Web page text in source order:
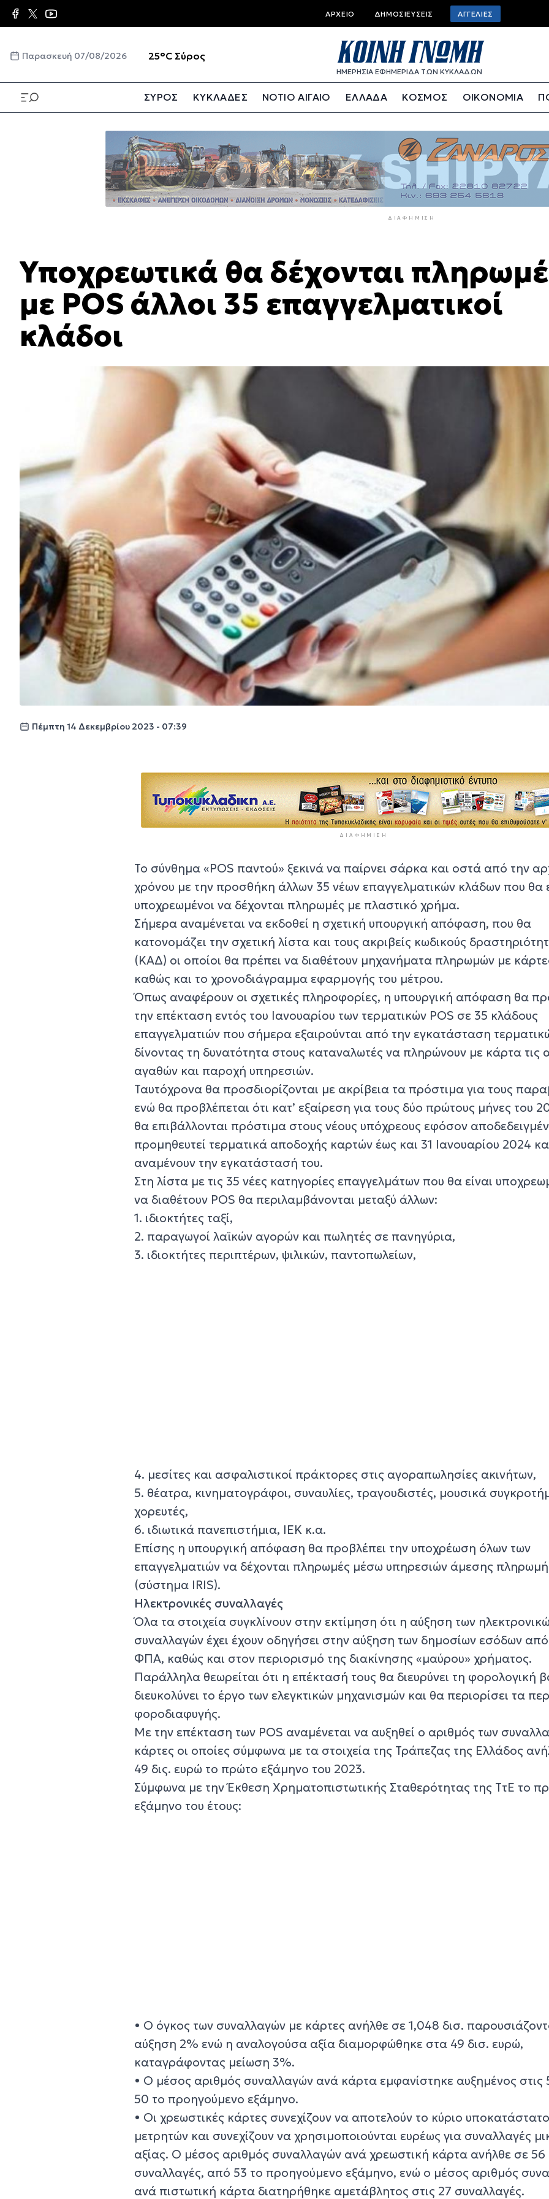
Παράκαμψη
προς
κυρίως
Top
bar
menu
ΑΡΧΕΊΟ ΔΗΜΟΣΙΕΎΣΕΙΣ ΑΓΓΕΛΊΕΣ
Παρασκευή 07/08/2026 25°C Σύρος
ΗΜΕΡΗΣΙΑ ΕΦΗΜΕΡΙΔΑ ΤΩΝ ΚΥΚΛΑΔΩΝ
ΣΥΡΟΣ ΚΥΚΛΑΔΕΣ ΝΟΤΙΟ ΑΙΓΑΙΟ ΕΛΛΑΔΑ ΚΟΣΜΟΣ ΟΙΚΟΝΟΜΙΑ
ΔΙΑΦΉΜΙΣΗ
Υποχρεωτικά θα δέχονται
με POS άλλοι 35 επαγγελματικοί
κλάδοι
Πέμπτη 14 Δεκεμβρίου 2023 - 07:39
ΔΙΑΦΉΜΙΣΗ
Το σύνθημα «POS παντού» ξεκινά να παίρνει σάρκα και οστά από την
χρόνου με την προσθήκη άλλων 35 νέων επαγγελματικών κλάδων που θα
υποχρεωμένοι να δέχονται πληρωμές με πλαστικό χρήμα.
Σήμερα αναμένεται να εκδοθεί η σχετική υπουργική απόφαση, που θα
κατονομάζει την σχετική λίστα και τους ακριβείς κωδικούς
(ΚΑΔ) οι οποίοι θα πρέπει να διαθέτουν μηχανήματα πληρωμών με
καθώς και το χρονοδιάγραμμα εφαρμογής του μέτρου.
Όπως αναφέρουν οι σχετικές πληροφορίες, η υπουργική απόφαση θα
την επέκταση εντός του Ιανουαρίου των τερματικών POS σε 35 κλάδους
επαγγελματιών που σήμερα εξαιρούνται από την εγκατάσταση
δίνοντας τη δυνατότητα στους καταναλωτές να πληρώνουν με κάρτα τις
αγαθών και παροχή υπηρεσιών.
Ταυτόχρονα θα προσδιορίζονται με ακρίβεια τα πρόστιμα για τους
ενώ θα προβλέπεται ότι κατ’ εξαίρεση για τους δύο πρώτους μήνες του
θα επιβάλλονται πρόστιμα στους νέους υπόχρεους εφόσον
προμηθευτεί τερματικά αποδοχής καρτών έως και 31 Ιανουαρίου 2024
αναμένουν την εγκατάστασή του.
Στη λίστα με τις 35 νέες κατηγορίες επαγγελμάτων που θα είναι
να διαθέτουν POS θα περιλαμβάνονται μεταξύ άλλων:
1. ιδιοκτήτες ταξί,
2. παραγωγοί λαϊκών αγορών και πωλητές σε πανηγύρια,
3. ιδιοκτήτες περιπτέρων, ψιλικών, παντοπωλείων,
4. μεσίτες και ασφαλιστικοί πράκτορες στις αγοραπωλησίες ακινήτων,
5. θέατρα, κινηματογράφοι, συναυλίες, τραγουδιστές, μουσικά
χορευτές,
6. ιδιωτικά πανεπιστήμια, ΙΕΚ κ.α.
Επίσης η υπουργική απόφαση θα προβλέπει την υποχρέωση όλων των
επαγγελματιών να δέχονται πληρωμές μέσω υπηρεσιών άμεσης
(σύστημα IRIS).
Ηλεκτρονικές συναλλαγές
Όλα τα στοιχεία συγκλίνουν στην εκτίμηση ότι η αύξηση των
συναλλαγών έχει έχουν οδηγήσει στην αύξηση των δημοσίων εσόδων
ΦΠΑ, καθώς και στον περιορισμό της διακίνησης «μαύρου» χρήματος.
Παράλληλα θεωρείται ότι η επέκτασή τους θα διευρύνει τη φορολογική
διευκολύνει το έργο των ελεγκτικών μηχανισμών και θα περιορίσει τα
φοροδιαφυγής.
Με την επέκταση των POS αναμένεται να αυξηθεί ο αριθμός των
κάρτες οι οποίες σύμφωνα με τα στοιχεία της Τράπεζας της Ελλάδος
49 δις. ευρώ το πρώτο εξάμηνο του 2023.
Σύμφωνα με την Έκθεση Χρηματοπιστωτικής Σταθερότητας της ΤτΕ το
εξάμηνο του έτους:
• Ο όγκος των συναλλαγών με κάρτες ανήλθε σε 1,048 δισ.
αύξηση 2% ενώ η αναλογούσα αξία διαμορφώθηκε στα 49 δισ. ευρώ,
καταγράφοντας μείωση 3%.
• Ο μέσος αριθμός συναλλαγών ανά κάρτα εμφανίστηκε αυξημένος στις
50 το προηγούμενο εξάμηνο.
• Οι χρεωστικές κάρτες συνεχίζουν να αποτελούν το κύριο
μετρητών και συνεχίζουν να χρησιμοποιούνται ευρέως για συναλλαγές
αξίας. Ο μέσος αριθμός συναλλαγών ανά χρεωστική κάρτα ανήλθε σε 56
συναλλαγές, από 53 το προηγούμενο εξάμηνο, ενώ ο μέσος αριθμός
ανά πιστωτική κάρτα διατηρήθηκε αμετάβλητος στις 27 συναλλαγές.